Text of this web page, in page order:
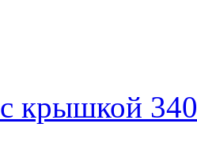
крышкой